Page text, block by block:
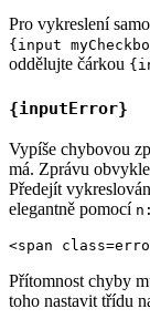
Pro vykreslení
{input
oddělujte čárkou
{inputError}
Vypíše chybovou
má. Zprávu
Předejít
elegantně pomocí
Přítomnost chyby
toho nastavit třídu